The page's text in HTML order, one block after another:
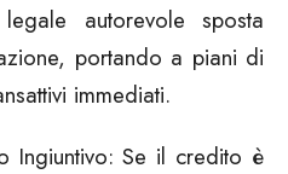
autorevole sposta
portando a piani di
immediati.
Ingiuntivo: Se il credito è